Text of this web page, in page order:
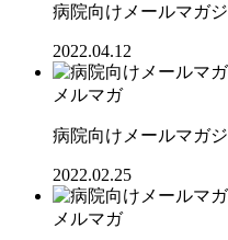
病院向けメールマガ
2022.04.12
メルマガ
病院向けメールマガ
2022.02.25
メルマガ